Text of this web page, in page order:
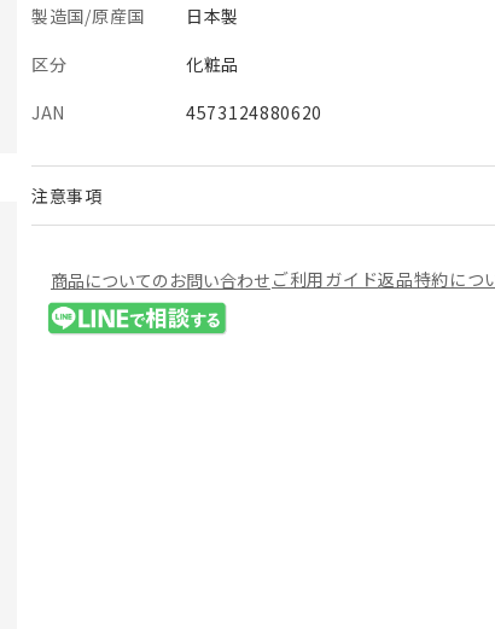
製造国/原産国
日本製
区分
化粧品
JAN
4573124880620
注意事項
商品についてのお問い合わせ ご利用ガイド返品特約につ